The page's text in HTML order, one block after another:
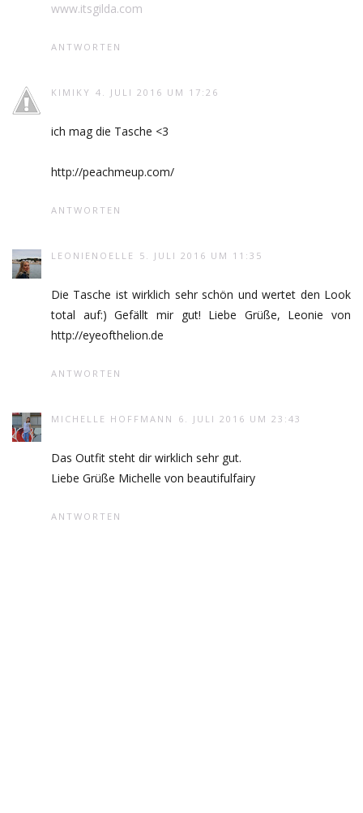
www.itsgilda.com
ANTWORTEN
KIMIKY 4. JULI 2016 UM 17:26
ich mag die Tasche <3
http://peachmeup.com/
ANTWORTEN
LEONIENOELLE 5. JULI 2016 UM 11:35
Die Tasche ist wirklich sehr schön und wertet den Look
total auf:) Gefällt mir gut! Liebe Grüße, Leonie von
http://eyeofthelion.de
ANTWORTEN
MICHELLE HOFFMANN 6. JULI 2016 UM 23:43
Das Outfit steht dir wirklich sehr gut.
Liebe Grüße Michelle von beautifulfairy
ANTWORTEN